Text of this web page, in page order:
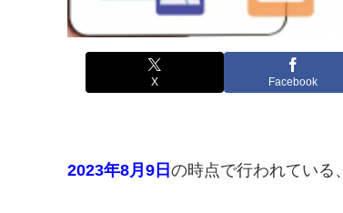
X Facebook
2023年8月9日 の時点で行われている、